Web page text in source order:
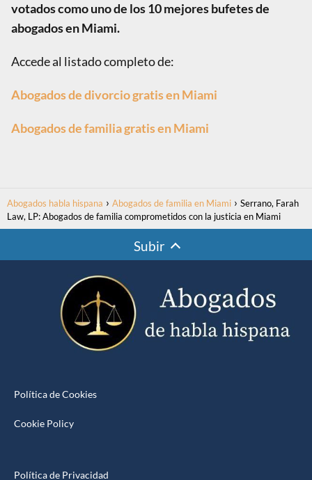
votados como uno de los 10 mejores bufetes de
abogados en Miami.
Accede al listado completo de:
Abogados de divorcio gratis en Miami
Abogados de familia gratis en Miami
Abogados habla hispana Abogados de familia en Miami
Serrano, Farah
Law, LP: Abogados de familia comprometidos con la justicia en Miami
Subir
Política de Cookies
Cookie Policy
Política de Privacidad